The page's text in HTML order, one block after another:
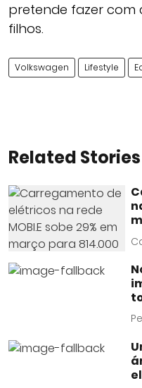
pretende fazer com
filhos.
Volkswagen Lifestyle
Related Stories